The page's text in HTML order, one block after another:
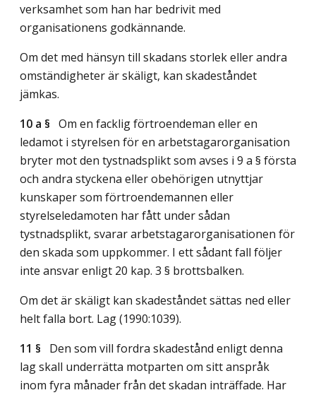
verksamhet som han har bedrivit med
organisationens godkännande.
Om det med hänsyn till skadans storlek eller andra
omständigheter är skäligt, kan skadeståndet
jämkas.
10 a § Om en facklig förtroendeman eller en
ledamot i styrelsen för en arbetstagarorganisation
bryter mot den tystnadsplikt som avses i 9 a § första
och andra styckena eller obehörigen utnyttjar
kunskaper som förtroendemannen eller
styrelseledamoten har fått under sådan
tystnadsplikt, svarar arbetstagarorganisationen för
den skada som uppkommer. I ett sådant fall följer
inte ansvar enligt 20 kap. 3 § brottsbalken.
Om det är skäligt kan skadeståndet sättas ned eller
helt falla bort. Lag (1990:1039).
11 § Den som vill fordra skadestånd enligt denna
lag skall underrätta motparten om sitt anspråk
inom fyra månader från det skadan inträffade. Har